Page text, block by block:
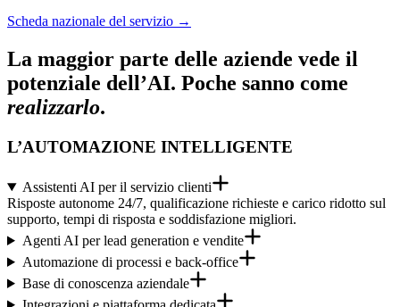
Scheda nazionale del servizio →
La maggior parte delle aziende vede il
potenziale dell’AI. Poche sanno come
realizzarlo.
L’AUTOMAZIONE INTELLIGENTE
Assistenti AI per il servizio clienti
Risposte autonome 24/7, qualificazione richieste e carico ridotto sul
supporto, tempi di risposta e soddisfazione migliori.
Agenti AI per lead generation e vendite
Automazione di processi e back-office
Base di conoscenza aziendale